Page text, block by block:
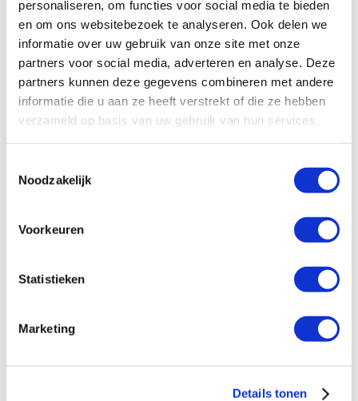
personaliseren, om functies voor social media te bieden
en om ons websitebezoek te analyseren. Ook delen we
informatie over uw gebruik van onze site met onze
partners voor social media, adverteren en analyse. Deze
partners kunnen deze gegevens combineren met andere
informatie die u aan ze heeft verstrekt of die ze hebben
verzameld op basis van uw gebruik van hun services.
Noodzakelijk
Voorkeuren
Statistieken
Marketing
Details tonen
we sterker staan om verschillende betrokken
partijen aan te spreken op hun rol om
gendergelijkheid na te streven;
we wereldwijd in de politiek vrouwenrechten
op de kaart zetten.
Hoe meer mensen opstaan tegen
genderongelijkheid, hoe sterker de positie van
Bekijk ook
De schaduwkant van de
Valentijnsroos